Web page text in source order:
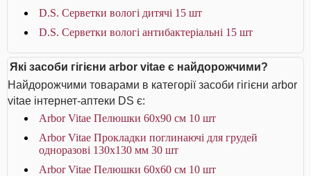
D.S. Серветки вологі дитячі 15 шт
D.S. Серветки вологі антибактеріальні 15 шт
Які засоби гігієни arbor vitae є найдорожчими?
Найдорожчими товарами в категорії засоби гігієни arbor
vitae інтернет-аптеки DS є:
Arbor Vitae Пелюшки 60х90 см 10 шт
Arbor Vitae Прокладки поглинаючі для грудей
одноразові 130х130 мм 30 шт
Arbor Vitae Пелюшки 60х60 см 10 шт